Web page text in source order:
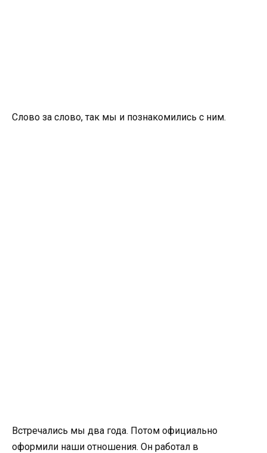
Слово за слово, так мы и познакомились с ним.
Встречались мы два года. Потом официально
оформили наши отношения. Он работал в